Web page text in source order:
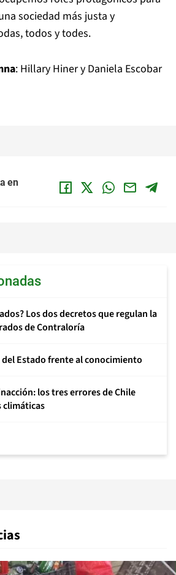
sociedad más justa y
todos y todes.
: Hillary Hiner y Daniela Escobar
en
Los dos decretos que regulan la
de Contraloría
del Estado frente al conocimiento
los tres errores de Chile
climáticas